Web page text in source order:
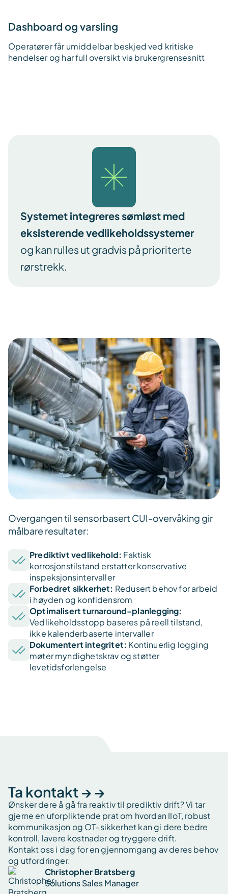
Dashboard og varsling
Operatører får umiddelbar beskjed ved kritiske
hendelser og har full oversikt via brukergrensesnitt
Systemet integreres sømløst med
eksisterende vedlikeholdssystemer
og kan rulles ut gradvis på prioriterte
rørstrekk.
Overgangen til sensorbasert CUI-overvåking gir
målbare resultater:
Prediktivt vedlikehold: Faktisk
korrosjonstilstand erstatter konservative
inspeksjonsintervaller
Forbedret sikkerhet: Redusert behov for arbeid
i høyden og konfidensrom
Optimalisert turnaround-planlegging:
Vedlikeholdsstopp baseres på reell tilstand,
ikke kalenderbaserte intervaller
Dokumentert integritet: Kontinuerlig logging
møter myndighetskrav og støtter
levetidsforlengelse
Ta kontakt → →
Ønsker dere å gå fra reaktiv til prediktiv drift? Vi tar
gjerne en uforpliktende prat om hvordan IIoT, robust
kommunikasjon og OT-sikkerhet kan gi dere bedre
kontroll, lavere kostnader og tryggere drift.
Kontakt oss i dag for en gjennomgang av deres behov
og utfordringer.
Christopher Bratsberg
Solutions Sales Manager